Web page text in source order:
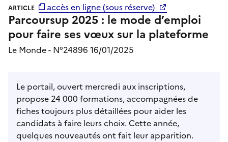
accès en ligne (sous réserve)
ARTICLE
Parcoursup 2025 : le mode d’emploi
pour faire ses vœux sur la plateforme
Le Monde - N°24896 16/01/2025
Le portail, ouvert mercredi aux inscriptions,
propose 24 000 formations, accompagnées de
fiches toujours plus détaillées pour aider les
candidats à faire leurs choix. Cette année,
quelques nouveautés ont fait leur apparition.